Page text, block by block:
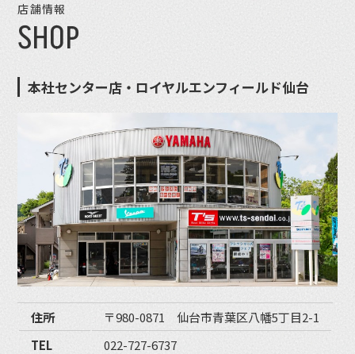
店舗情報
SHOP
本社センター店・ロイヤルエンフィールド仙台
住所
〒980-0871 仙台市青葉区八幡5丁目2-1
TEL
022-727-6737